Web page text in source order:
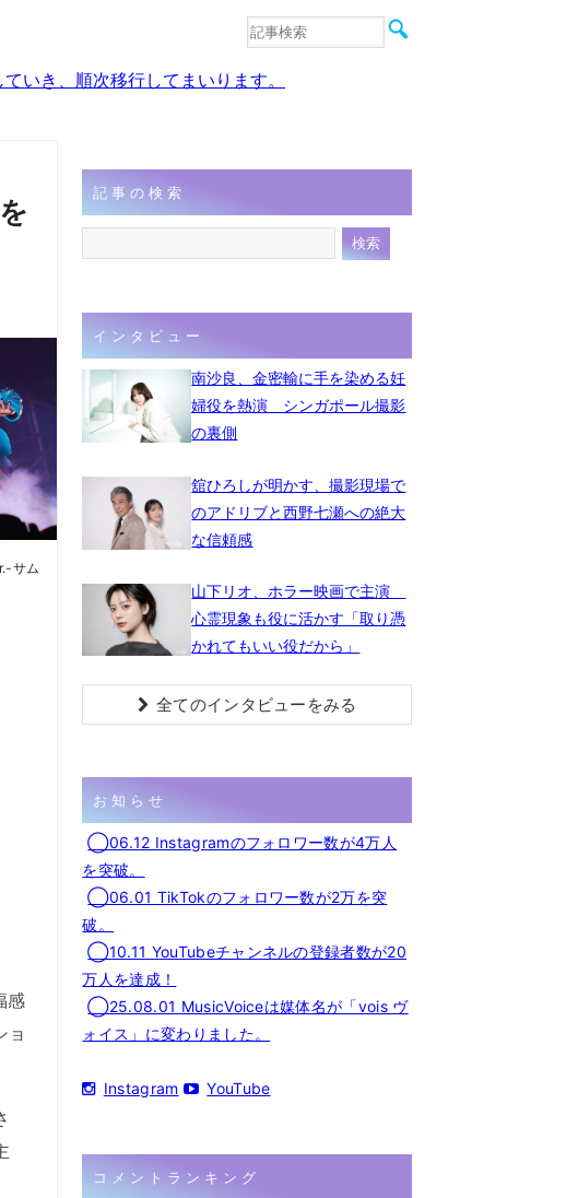
音楽
いき、順次移行してまいります。
サム
感
ョ
記事の検索
インタビュー
南沙良、金密輸に手を染める妊
婦役を熱演 シンガポール撮影
の裏側
舘ひろしが明かす、撮影現場で
のアドリブと西野七瀬への絶大
な信頼感
山下リオ、ホラー映画で主演
心霊現象も役に活かす「取り憑
かれてもいい役だから」
全てのインタビューをみる
お知らせ
◯06.12 Instagramのフォロワー数が4万人
を突破。
◯06.01 TikTokのフォロワー数が2万を突
破。
◯10.11 YouTubeチャンネルの登録者数が20
万人を達成！
◯25.08.01 MusicVoiceは媒体名が「vois ヴ
ォイス」に変わりました。
Instagram YouTube
コメントランキング